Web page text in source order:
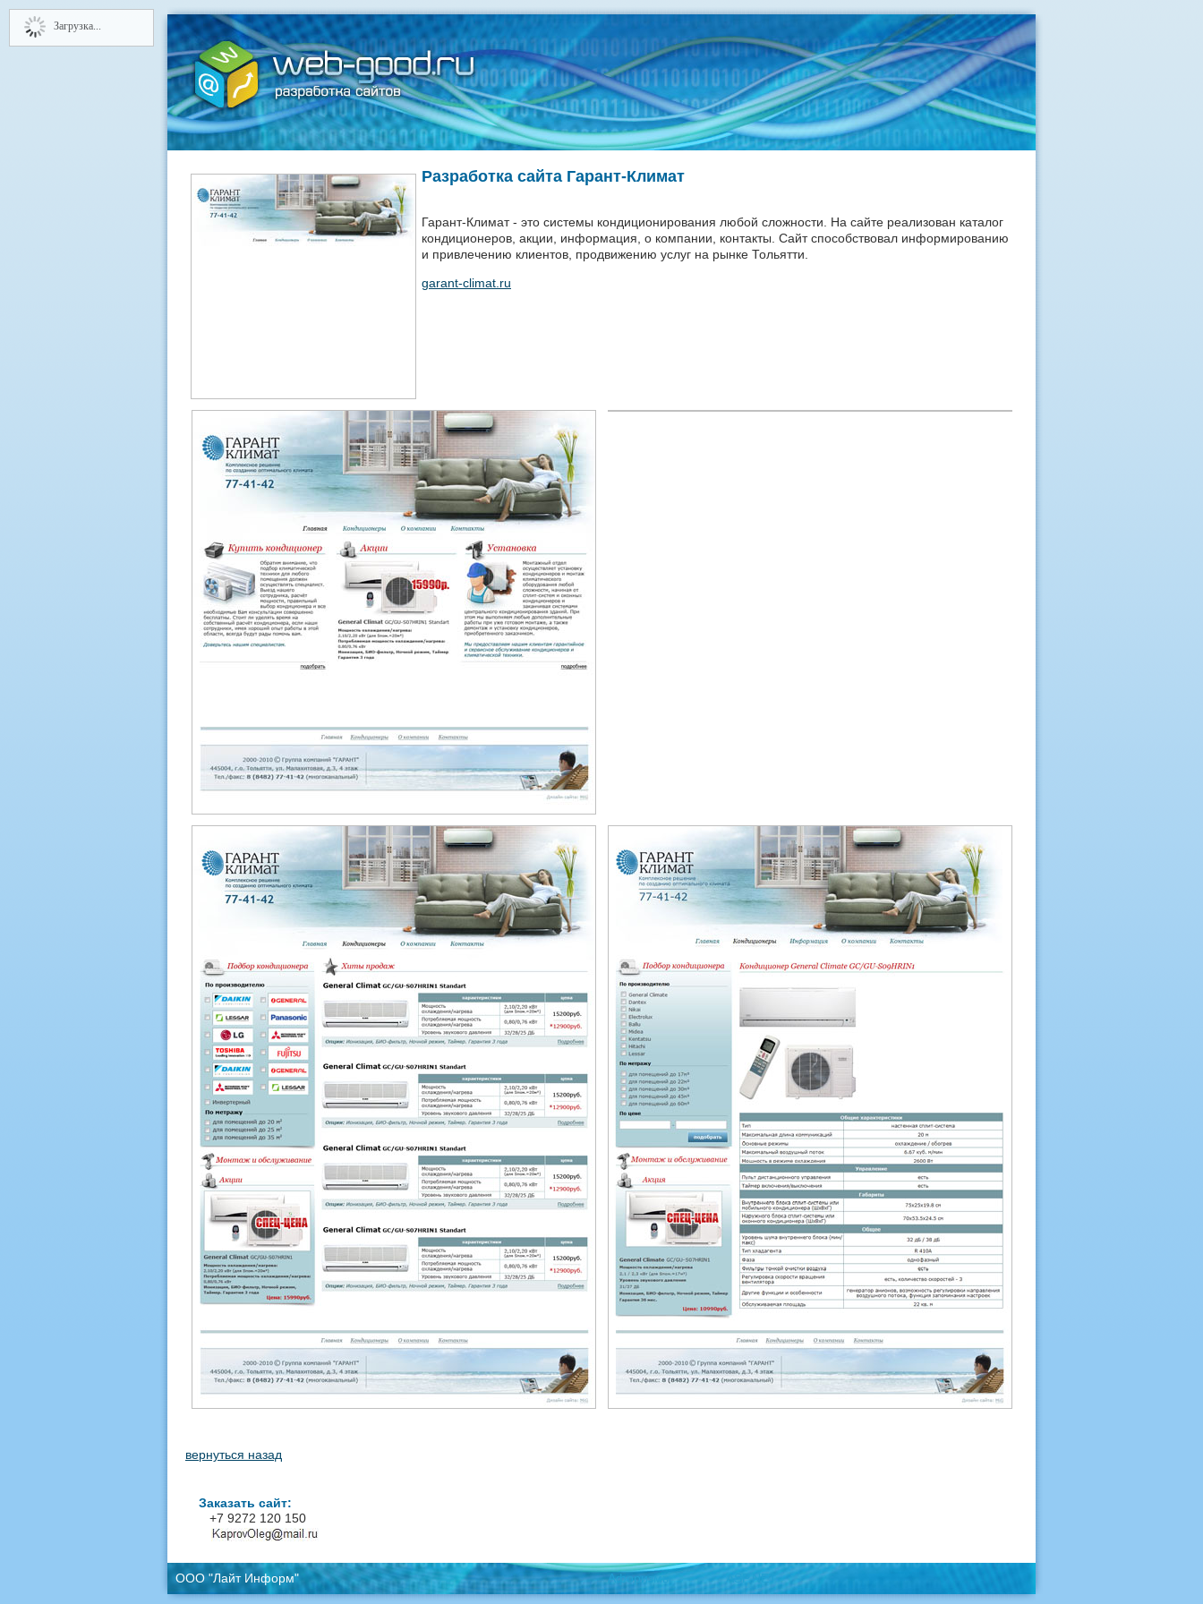
Загрузка...
Разработка сайта Гарант-Климат
Гарант-Климат - это системы кондиционирования любой сложности. На сайте реализован каталог
кондиционеров, акции, информация, о компании, контакты. Сайт способствовал информированию
и привлечению клиентов, продвижению услуг на рынке Тольятти.
garant-climat.ru
вернуться назад
Заказать сайт:
+7 9272 120 150
ООО "Лайт Информ" Афоризмы ASP.NET